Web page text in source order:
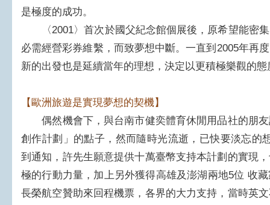
是極度的成功。
〈2001〉首次於國父紀念館個展後，原希望能密集
必需經營彩券維繫，而致夢想中斷。一直到2005年再
新的出發也是延續當年的理想，決定以更積極樂觀的
【歐洲旅遊是實現夢想的契機】
偶然機會下，與台南市健奕體育休閒用品社的朋友
創作計劃」的點子，然而隨時光流逝，已快要淡忘的
到通知，許先生願意提供十萬臺幣支持本計劃的實現
極的行動力量，加上另外獲得高雄及澎湖兩地5位 收
長榮航空贊助來回程機票，各界的大力支持，當時英